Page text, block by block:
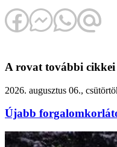
A rovat további cikkei
2026. augusztus 06.,
Újabb